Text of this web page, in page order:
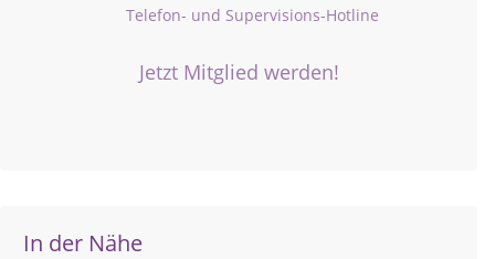
Telefon- und Supervisions-Hotline
Jetzt Mitglied werden!
In der Nähe